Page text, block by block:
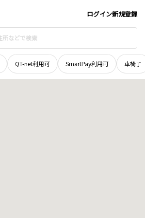
ログイン新規登録
QT-net利用可 SmartPay利用可 車椅子